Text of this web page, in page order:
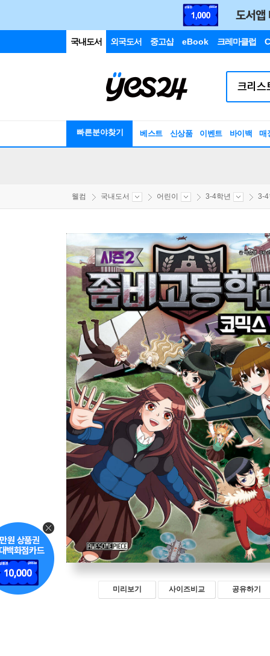
국내도서 외국도서 중고샵 eBook 크레마클럽
빠른분야찾기 베스트 신상품 이벤트 바이백 매
웰컴 국내도서 어린이 3-4학년 3-4
미리보기 사이즈비교 공유하기